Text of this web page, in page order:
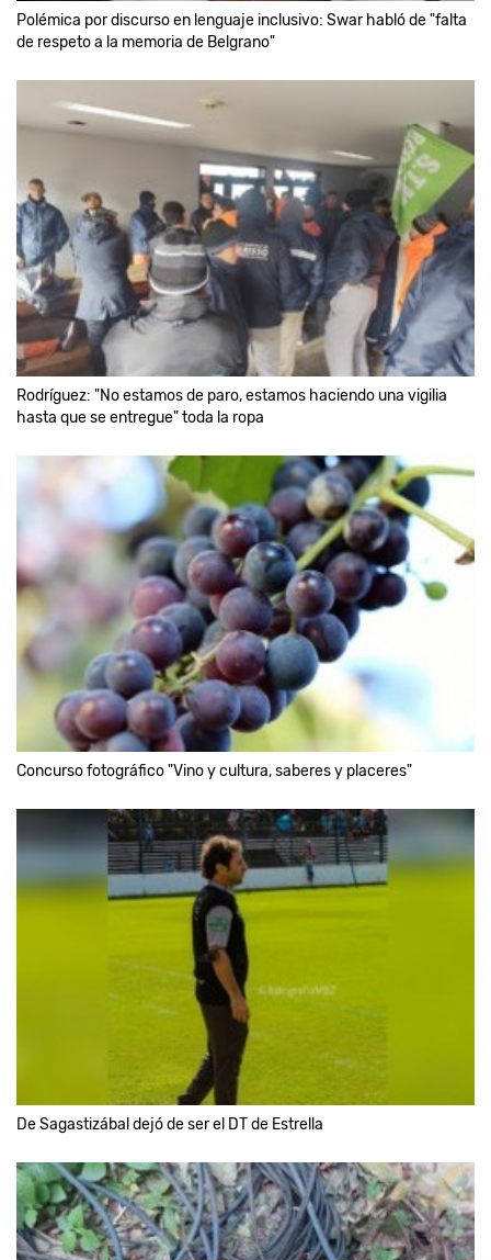
Polémica por discurso en lenguaje inclusivo: Swar habló de "falta
de respeto a la memoria de Belgrano"
Rodríguez: "No estamos de paro, estamos haciendo una vigilia
hasta que se entregue" toda la ropa
Concurso fotográfico "Vino y cultura, saberes y placeres"
De Sagastizábal dejó de ser el DT de Estrella